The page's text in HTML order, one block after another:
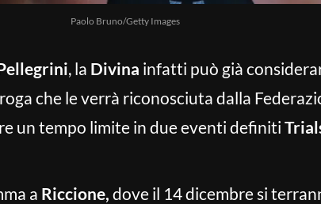
Paolo Bruno/Getty Images
, la Divina infatti può già
che le verrà riconosciuta dalla
un tempo limite in due eventi definiti
a Riccione, dove il 14 dicembre si